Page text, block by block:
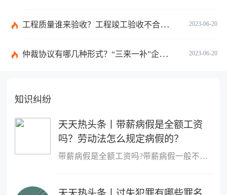
2023-06-20
工程质量谁来验收？工程竣工验收不合格如何处理？-焦点关注
2023-06-20
仲裁协议有哪几种形式？“三来一补”企业的劳动仲裁争议申诉书主体是谁？-全球焦点
知识纠纷
天天热头条丨带薪病假是全额工资
吗？劳动法怎么规定病假的？
带薪病假是全额工资吗?带薪病假一般不是全额工资。根据法律规定,职